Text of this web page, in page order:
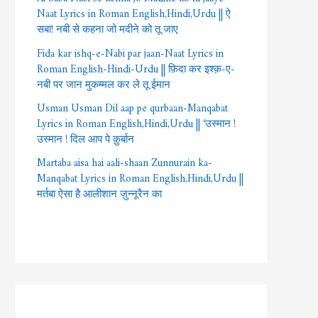
Naat Lyrics in Roman English,Hindi,Urdu || ऐ
सबा! नबी से कहना जो मदीने को तू जाए
Fida kar ishq-e-Nabi par jaan-Naat Lyrics in
Roman English-Hindi-Urdu || फ़िदा कर इश्क़-ए-
नबी पर जान मुकम्मल कर ले तू ईमान
Usman Usman Dil aap pe qurbaan-Manqabat
Lyrics in Roman English,Hindi,Urdu || ‘उस्मान !
उस्मान ! दिल आप पे क़ुर्बान
Martaba aisa hai aali-shaan Zunnurain ka-
Manqabat Lyrics in Roman English,Hindi,Urdu ||
मर्तबा ऐसा है आलीशान ज़ुन्नूरैन का